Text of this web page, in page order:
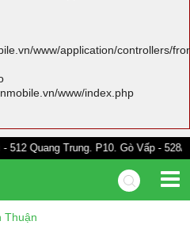
www/application/controllers/
www/index.php
Trung. P10. Gò Vấp - 528A Trường
Thuận